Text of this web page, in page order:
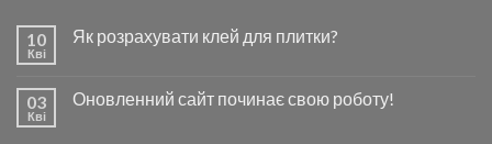
10
Кві
Як розрахувати клей для плитки?
03
Кві
Оновленний сайт починає свою роботу!